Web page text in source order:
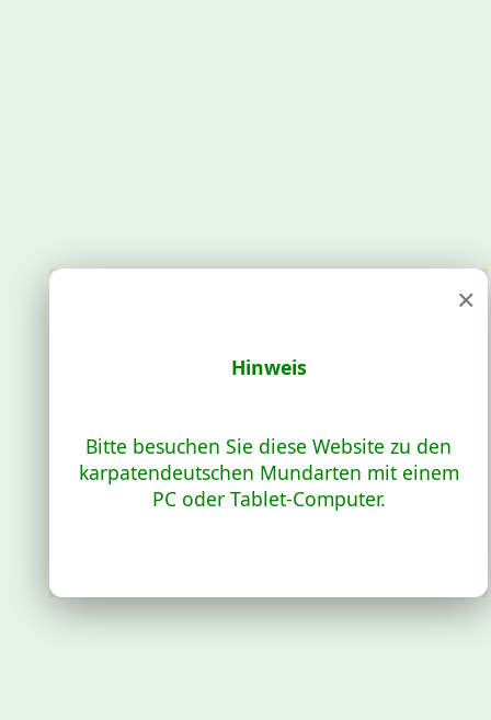
×
Hinweis
Bitte besuchen Sie diese Website zu den
karpatendeutschen Mundarten mit einem
PC oder Tablet-Computer.